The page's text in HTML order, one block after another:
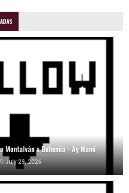
Montalván x Bohemia - Ay Mami
July 29, 2026